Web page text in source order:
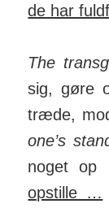
de har
The
sig, gøre
træde,
one’s
noget op
op­stille …